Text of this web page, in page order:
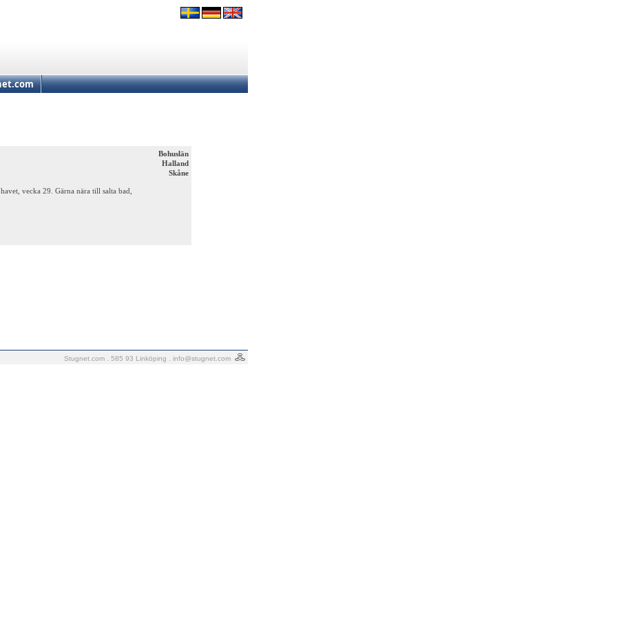
vecka 29. Gärna nära till salta bad,
Bohuslän
Halland
Skåne
Stugnet.com . 585 93 Linköping . info@stugnet.com